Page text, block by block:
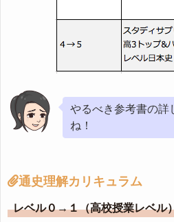
やるべき参考書の詳
ね！
通史理解カリキュラム
レベル０→１（高校授業レベル